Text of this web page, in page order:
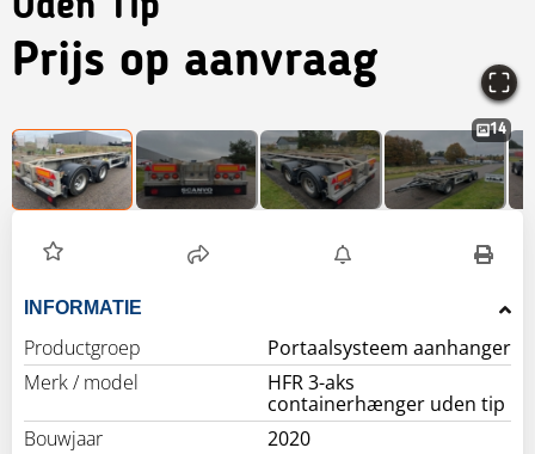
Uden Tip
Prijs op aanvraag
14
INFORMATIE
Productgroep
Portaalsysteem aanhanger
Merk / model
HFR 3-aks
containerhænger uden tip
Bouwjaar
2020